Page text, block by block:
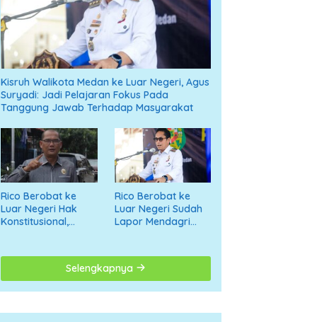
Kisruh Walikota Medan ke Luar Negeri, Agus
Suryadi: Jadi Pelajaran Fokus Pada
Tanggung Jawab Terhadap Masyarakat
Rico Berobat ke
Luar Negeri Hak
Konstitusional,
Digiring ke Opini
Rico Berobat ke
Luar Negeri Sudah
Lapor Mendagri
Selengkapnya